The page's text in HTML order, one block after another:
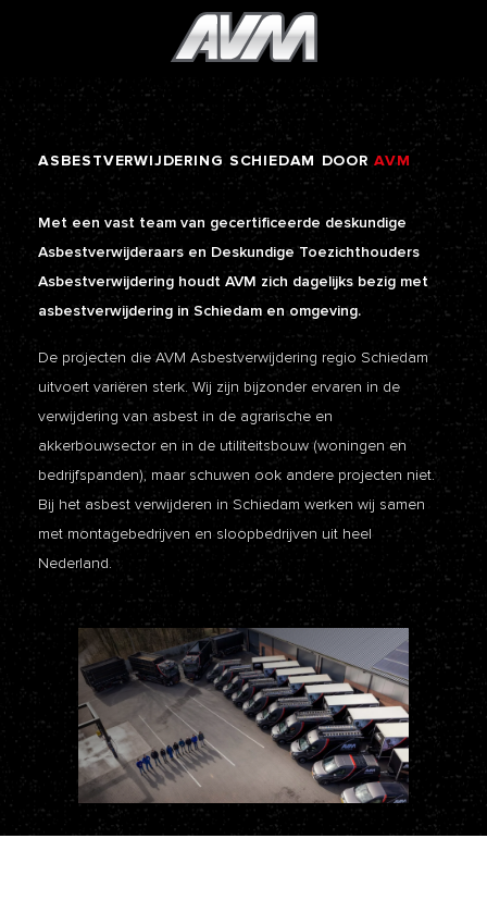
ASBESTVERWIJDERING SCHIEDAM DOOR AVM
Met een vast team van gecertificeerde deskundige
Asbestverwijderaars en Deskundige Toezichthouders
Asbestverwijdering houdt AVM zich dagelijks bezig met
asbestverwijdering in Schiedam en omgeving.
De projecten die AVM Asbestverwijdering regio Schiedam
uitvoert variëren sterk. Wij zijn bijzonder ervaren in de
verwijdering van asbest in de agrarische en
akkerbouwsector en in de utiliteitsbouw (woningen en
bedrijfspanden), maar schuwen ook andere projecten niet.
Bij het asbest verwijderen in Schiedam werken wij samen
met montagebedrijven en sloopbedrijven uit heel
Nederland.